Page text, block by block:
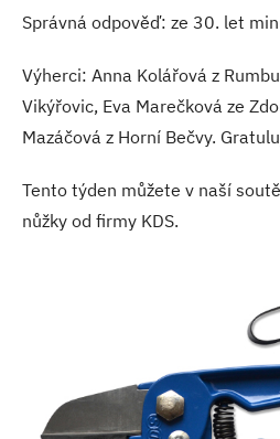
Správná odpověď: ze 30. let
Výherci: Anna Kolářová z
Vikýřovic, Eva Marečková ze
Mazáčová z Horní Bečvy.
Tento týden můžete v naší
nůžky od firmy KDS.